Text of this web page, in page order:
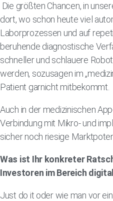
Die größten Chancen, in
dort, wo schon heute viel
Laborprozessen und auf
beruhende diagnostische
schneller und schlauere
werden, sozusagen im
Patient garnicht mitbekommt.
Auch in der medizinischen
Verbindung mit Mikro- und
sicher noch riesige
Was ist Ihr konkreter
Investoren im Bereich
Just do it oder wie man vor